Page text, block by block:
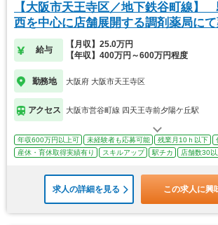
【大阪市天王寺区／地下鉄谷町線】
西を中心に店舗展開する調剤薬局に
給与
【月収】25.0万円
【年収】400万円～600万円程度
勤務地 大阪府 大阪市天王寺区
アクセス 大阪市営谷町線 四天王寺前夕陽ケ丘駅
年収600万円以上可 未経験者も応募可能 残業月10ｈ以下
産休・育休取得実績有り
スキルアップ 駅チカ 店舗数30
求人の詳細を見る この求人に興